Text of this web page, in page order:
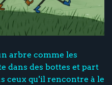
arbre comme les
dans des bottes et part
ceux qu'il rencontre à le